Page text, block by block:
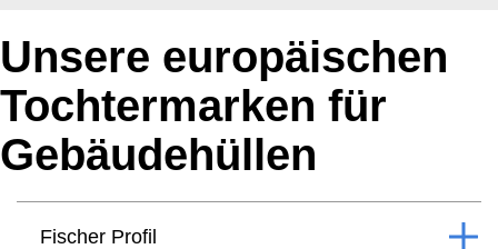
Unsere europäischen
Tochtermarken für
Gebäudehüllen
Fischer Profil